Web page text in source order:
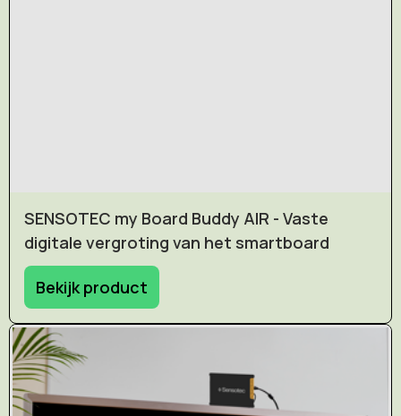
SENSOTEC my Board Buddy AIR - Vaste
digitale vergroting van het smartboard
Bekijk product